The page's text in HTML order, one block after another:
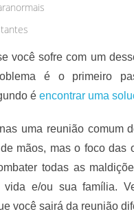
você sofre com um
é o primeiro
é encontrar uma
uma reunião comum
mãos, mas o foco das
todas as
vida e/ou sua família.
você sairá da reunião